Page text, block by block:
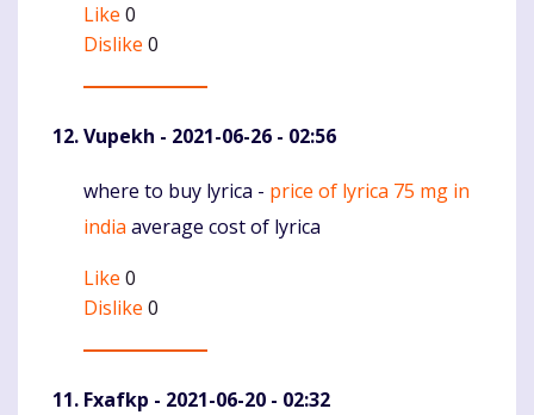
Like 0
Dislike 0
Vupekh - 2021-06-26 - 02:56
Komentaras
where to buy lyrica - price of lyrica 75 mg in
india average cost of lyrica
Like 0
Dislike 0
Fxafkp - 2021-06-20 - 02:32